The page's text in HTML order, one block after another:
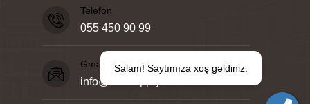
Telefon
055 450 90 99
Gmail
info@2m-supply.az
Salam! Saytımıza xoş gəldiniz.